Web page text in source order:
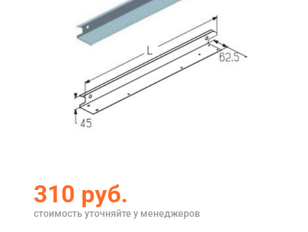
Примеры работ
Кредит
О компании
310 руб.
стоимость уточняйте у менеджеров